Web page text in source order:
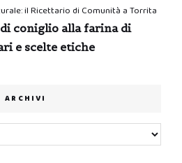
il Ricettario di Comunità a Torrita
coniglio alla farina di
e scelte etiche
ARCHIVI